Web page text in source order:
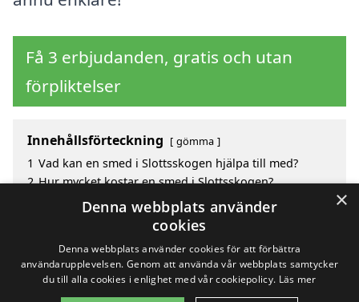
Få 3 erbjudanden, gratis och utan
förpliktelser
Innehållsförteckning gömma
1 Vad kan en smed i Slottsskogen hjälpa till med?
2 Hur mycket kostar en smed i Slottsskogen?
Fördelar med att välja smed i Slottsskogen
Sök efter en skicklig smed i de omgivande städerna
×
Denna webbplats använder
cookies
Denna webbplats använder cookies för att förbättra
användarupplevelsen. Genom att använda vår webbplats samtycker
du till alla cookies i enlighet med vår cookiepolicy. Läs mer